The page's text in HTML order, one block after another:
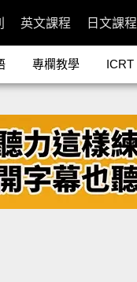
英文課程 日文課程
專欄教學 ICRT